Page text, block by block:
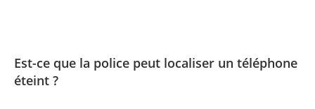
Est-ce que la police peut localiser un téléphone
éteint ?